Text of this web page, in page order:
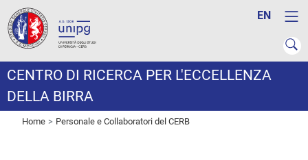
EN
CENTRO DI RICERCA PER L'ECCELLENZA
DELLA BIRRA
Home Personale e Collaboratori del CERB